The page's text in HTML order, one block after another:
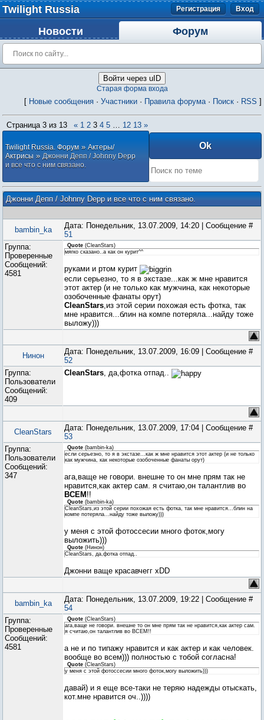
Twilight Russia Регистрация Вход
Новости Форум
Войти через uID
Старая форма входа
[ Новые сообщения · Участники · Правила форума· Поиск · RSS ]
Страница 3 из 13 « 1 2 3 4 5 … 12 13 »
Twilight Russia. Форум » Актеры/
Актрисы » Джонни Депп / Johnny Depp
и все что с ним связано.
Джонни Депп / Johnny Depp и все что с ним связано.
bambin_ka
Дата: Понедельник, 13.07.2009, 14:20 | Сообщение #
51
Группа:
Проверенные
Сообщений:
4581
Quote (CleanStars)
мягко сказано..а как он курит^^
руками и ртом курит
если серьезно, то я в экстазе...как ж мне нравится
этот актер (и не только как мужчина, как некоторые
озобоченные фанаты орут)
CleanStars ,из этой серии похожая есть фотка, так
мне нравится...блин на компе потеряла...найду тоже
выложу)))
Нинон
Дата: Понедельник, 13.07.2009, 16:09 | Сообщение #
52
Группа:
Пользователи
Сообщений:
409
CleanStars, да,фотка отпад..
CleanStars
Дата: Понедельник, 13.07.2009, 17:04 | Сообщение #
53
Группа:
Пользователи
Сообщений:
347
Quote (bambin-ka)
если серьезно, то я в экстазе...как ж мне нравится этот актер (и не только
как мужчина, как некоторые озобоченные фанаты орут)
ага,ваще не говори. внешне то он мне прям так не
нравится,как актер сам. я считаю,он талантлив во
ВСЕМ !!
Quote (bambin-ka)
CleanStars,из этой серии похожая есть фотка, так мне нравится...блин на
компе потеряла...найду тоже выложу)))
у меня с этой фотоссесии много фоток,могу
выложить)))
Quote (Нинон)
CleanStars, да,фотка отпад..
Джонни ваще красавчегг xDD
bambin_ka
Дата: Понедельник, 13.07.2009, 19:22 | Сообщение #
54
Группа:
Проверенные
Сообщений:
4581
Quote (CleanStars)
ага,ваще не говори. внешне то он мне прям так не нравится,как актер сам.
я считаю,он талантлив во ВСЕМ!!
а не и по типажу нравится и как актер и как человек.
вообще во всем))) полностью с тобой согласна!
Quote (CleanStars)
у меня с этой фотоссесии много фоток,могу выложить)))
давай) и я еще все-таки не теряю надежды отыскать,
кот.мне нравится оч..))))